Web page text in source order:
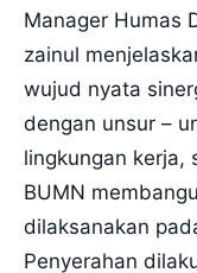
Manager Humas
zainul
wujud nyata
dengan unsur –
lingkungan kerja,
BUMN
dilaksanakan
Penyerahan